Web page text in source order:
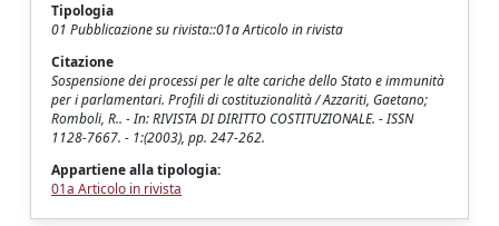
Tipologia
01 Pubblicazione su rivista::01a Articolo in rivista
Citazione
Sospensione dei processi per le alte cariche dello Stato e immunità
per i parlamentari. Profili di costituzionalità / Azzariti, Gaetano;
Romboli, R.. - In: RIVISTA DI DIRITTO COSTITUZIONALE. - ISSN
1128-7667. - 1:(2003), pp. 247-262.
Appartiene alla tipologia:
01a Articolo in rivista